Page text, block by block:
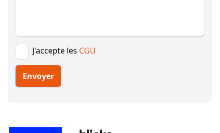
J'accepte les CGU
Envoyer